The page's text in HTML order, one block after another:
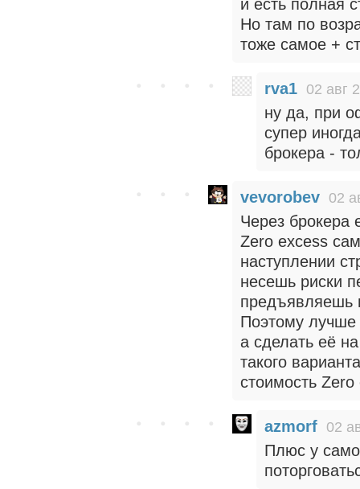
и есть полная
Но там по
тоже самое +
rva1 02 авг
ну да, при
супер
брокера -
vevorobev 02
Через брокера
Zero excess
наступлении
несешь риски
предъявляешь
Поэтому лучше
а сделать её
такого
стоимость
azmorf 02
Плюс у